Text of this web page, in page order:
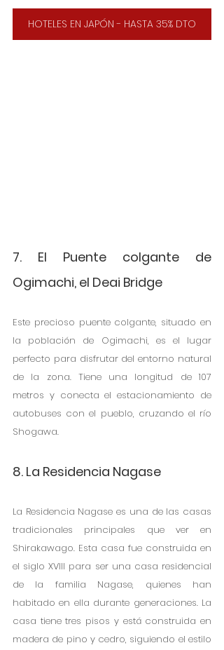
HOTELES EN JAPÓN - HASTA 35% DTO
7. El Puente colgante de
Ogimachi, el Deai Bridge
Este precioso puente colgante, situado en
la población de Ogimachi, es el lugar
perfecto para disfrutar del entorno natural
de la zona. Tiene una longitud de 107
metros y conecta el estacionamiento de
autobuses con el pueblo, cruzando el río
Shogawa.
8. La Residencia Nagase
La Residencia Nagase es una de las casas
tradicionales principales que ver en
Shirakawago. Esta casa fue construida en
el siglo XVIII para ser una casa residencial
de la familia Nagase, quienes han
habitado en ella durante generaciones. La
casa tiene tres pisos y está construida en
madera de pino y cedro, siguiendo el estilo